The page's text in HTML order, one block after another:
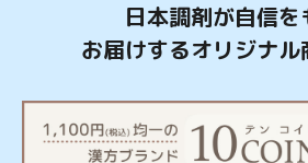
日本調剤が自信を
お届けするオリジナル